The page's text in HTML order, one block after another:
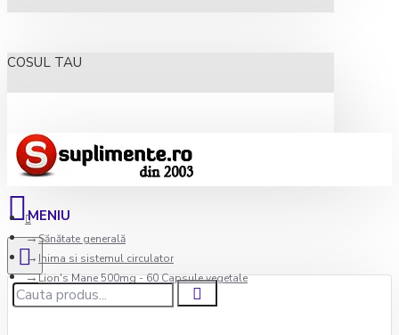
COSUL TAU
Sănătate generală
Inima si sistemul circulator
Lion's Mane 500mg - 60 Capsule vegetale